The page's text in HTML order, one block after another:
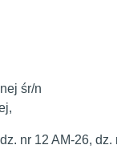
śr/n
nr 12 AM-26, dz.